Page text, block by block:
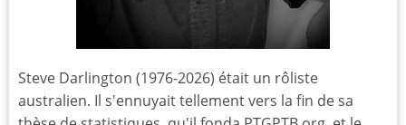
Steve Darlington (1976-2026) était un rôliste
australien. Il s'ennuyait tellement vers la fin de sa